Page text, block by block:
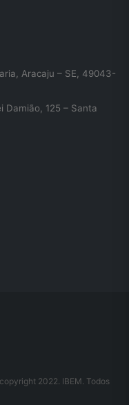
Aracaju – SE, 49043-
Damião, 125 – Santa
2022. IBEM. Todos